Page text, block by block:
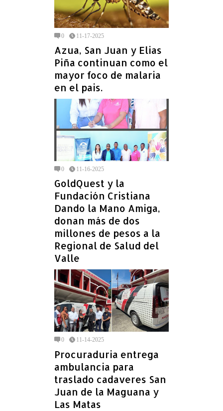
0 11-17-2025
Azua, San Juan y Elias
Piña continuan como el
mayor foco de malaria
en el pais.
0 11-16-2025
GoldQuest y la
Fundación Cristiana
Dando la Mano Amiga,
donan más de dos
millones de pesos a la
Regional de Salud del
Valle
0 11-14-2025
Procuraduria entrega
ambulancia para
traslado cadaveres San
Juan de la Maguana y
Las Matas